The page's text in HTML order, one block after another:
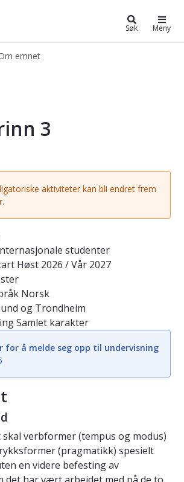
Søk Meny
emnet
trinn 3 - NORSK3000
3
aktiviteter kan bli endret frem
studenter
Høst 2026 / Vår 2027
Norsk
og Trondheim
Samlet karakter
for å melde seg opp til undervisning
verbformer (tempus og modus)
(pragmatikk) spesielt
en videre befesting av